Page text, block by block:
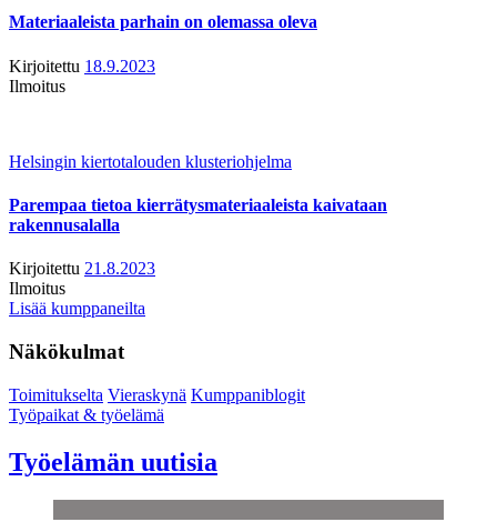
Materiaaleista parhain on olemassa oleva
Kirjoitettu 18.9.2023
Ilmoitus
Helsingin kiertotalouden klusteriohjelma
Parempaa tietoa kierrätysmateriaaleista kaivataan
rakennusalalla
Kirjoitettu 21.8.2023
Ilmoitus
Lisää kumppaneilta
Näkökulmat
Toimitukselta Vieraskynä Kumppaniblogit
Työpaikat & työelämä
Työelämän uutisia